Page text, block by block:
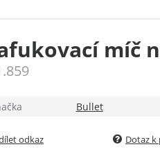
míč
Bullet
odkaz Dotaz